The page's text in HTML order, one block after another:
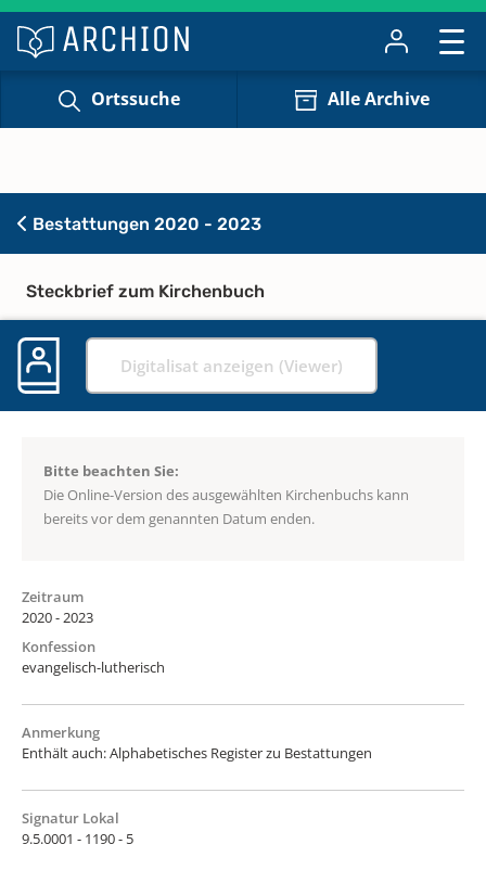
Ortssuche Alle Archive
Bestattungen 2020 - 2023
Steckbrief zum Kirchenbuch
Digitalisat anzeigen (Viewer)
Bitte beachten Sie:
Die Online-Version des ausgewählten Kirchenbuchs kann
bereits vor dem genannten Datum enden.
Zeitraum
2020 - 2023
Konfession
evangelisch-lutherisch
Anmerkung
Enthält auch: Alphabetisches Register zu Bestattungen
Signatur Lokal
9.5.0001 - 1190 - 5